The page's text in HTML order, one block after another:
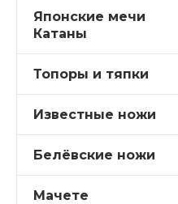
Японские мечи
Катаны
Топоры и тяпки
Известные ножи
Белёвские ножи
Мачете